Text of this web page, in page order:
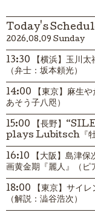
Today's
2026.08.09 Sunday
13:30 【横浜】玉川
（弁士：坂本頼光）
14:00 【東京】麻生や
あそう子八咫）
15:00 【長野】
plays Lubitsch『牡
16:10 【大阪】島津
画黄金期『麗人』（ピ
18:00 【東京】サイレ
（解説：澁谷浩次）